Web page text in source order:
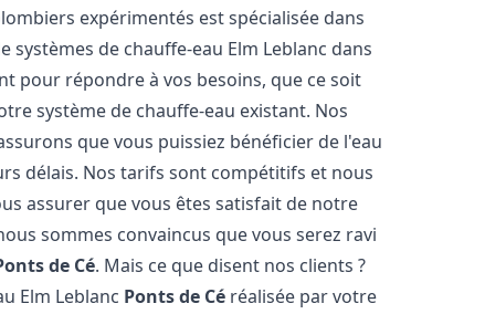
expérimentés est spécialisée dans
de chauffe-eau Elm Leblanc dans
pour répondre à vos besoins, que ce soit
système de chauffe-eau existant. Nos
que vous puissiez bénéficier de l'eau
délais. Nos tarifs sont compétitifs et nous
assurer que vous êtes satisfait de notre
sommes convaincus que vous serez ravi
de Cé. Mais ce que disent nos clients ?
Elm Leblanc Ponts de Cé réalisée par votre